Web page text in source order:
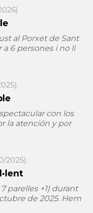
al Porxet de Sant
a 6 persones i no li
con los
la atención y por
2025)
parelles +1) durant
de 2025. Hem